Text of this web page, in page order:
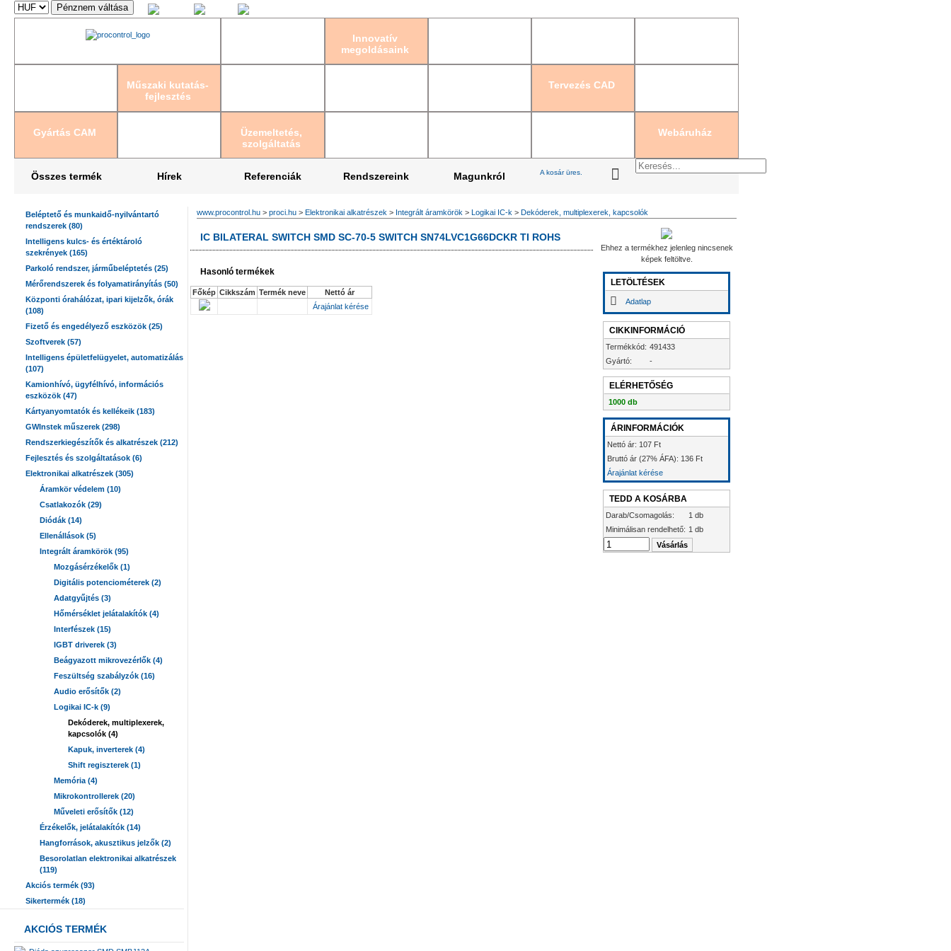
Innovatív
megoldásaink
Műszaki kutatás-
fejlesztés
Tervezés CAD
Gyártás CAM
Üzemeltetés,
szolgáltatás
Webáruház
Összes termék Hírek Referenciák Rendszereink Magunkról A kosár üres.
Beléptető és munkaidő-nyilvántartó
rendszerek (80)
Intelligens kulcs- és értéktároló
szekrények (165)
Parkoló rendszer, járműbeléptetés (25)
Mérőrendszerek és folyamatirányítás (50)
Központi órahálózat, ipari kijelzők, órák
(108)
Fizető és engedélyező eszközök (25)
Szoftverek (57)
Intelligens épületfelügyelet, automatizálás
(107)
Kamionhívó, ügyfélhívó, információs
eszközök (47)
Kártyanyomtatók és kellékeik (183)
GWInstek műszerek (298)
Rendszerkiegészítők és alkatrészek (212)
Fejlesztés és szolgáltatások (6)
Elektronikai alkatrészek (305)
Áramkör védelem (10)
Csatlakozók (29)
Diódák (14)
Ellenállások (5)
Integrált áramkörök (95)
Mozgásérzékelők (1)
Digitális potenciométerek (2)
Adatgyűjtés (3)
Hőmérséklet jelátalakítók (4)
Interfészek (15)
IGBT driverek (3)
Beágyazott mikrovezérlők (4)
Feszültség szabályzók (16)
Audio erősítők (2)
Logikai IC-k (9)
Dekóderek, multiplexerek,
kapcsolók (4)
Kapuk, inverterek (4)
Shift regiszterek (1)
Memória (4)
Mikrokontrollerek (20)
Műveleti erősítők (12)
Érzékelők, jelátalakítók (14)
Hangforrások, akusztikus jelzők (2)
Besorolatlan elektronikai alkatrészek
(119)
Akciós termék (93)
Sikertermék (18)
AKCIÓS TERMÉK
www.procontrol.hu > proci.hu > Elektronikai alkatrészek > Integrált áramkörök > Logikai IC-k > Dekóderek, multiplexerek, kapcsolók
IC BILATERAL SWITCH SMD SC-70-5 SWITCH SN74LVC1G66DCKR TI ROHS
Hasonló termékek
Főkép Cikkszám Termék neve
Nettó ár
Árajánlat kérése
Ehhez a termékhez jelenleg nincsenek
képek feltöltve.
LETÖLTÉSEK
Adatlap
CIKKINFORMÁCIÓ
Termékkód: 491433
Gyártó:
-
ELÉRHETŐSÉG
1000 db
ÁRINFORMÁCIÓK
Nettó ár: 107 Ft
Bruttó ár (27% ÁFA): 136 Ft
Árajánlat kérése
TEDD A KOSÁRBA
Darab/Csomagolás:
1 db
Minimálisan rendelhető: 1 db